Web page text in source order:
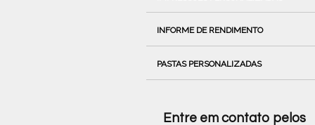
INFORME DE RENDIMENTO
PASTAS PERSONALIZADAS
Entre em contato pelos